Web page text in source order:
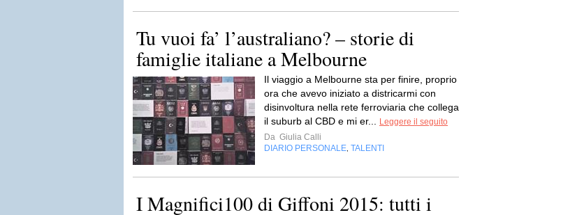
Tu vuoi fa’ l’australiano? – storie di
famiglie italiane a Melbourne
Il viaggio a Melbourne sta per finire, proprio
ora che avevo iniziato a districarmi con
disinvoltura nella rete ferroviaria che collega
il suburb al CBD e mi er...
Leggere il seguito
Da Giulia Calli
DIARIO PERSONALE TALENTI
I Magnifici100 di Giffoni 2015: tutti i